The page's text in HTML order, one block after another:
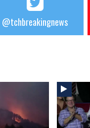
@tchbreakingnews